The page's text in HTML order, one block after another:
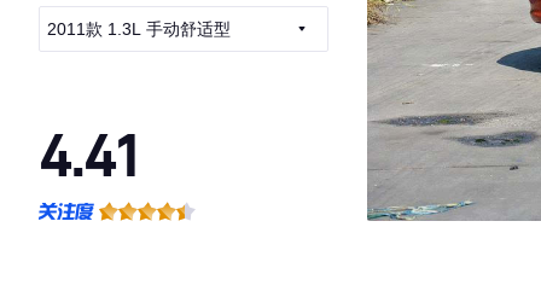
2011款 1.3L 手动舒适型
4.41